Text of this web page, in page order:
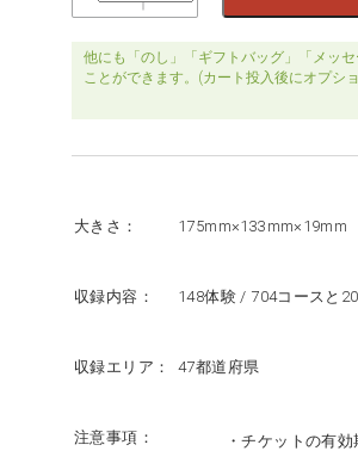
他にも「のし」「ギフトバッグ」「メッ
ことができます。(カート投入後にオプシ
大きさ： 175mm×133mm×19mm
収録内容： 148体験 / 704コースと
収録エリア： 47都道府県
注意事項：
・チケットの有